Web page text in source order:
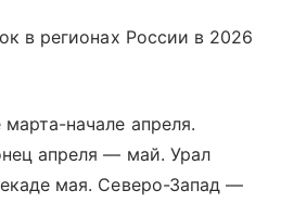
в регионах России в 2026
начале апреля.
апреля — май. Урал
мая. Северо-Запад —